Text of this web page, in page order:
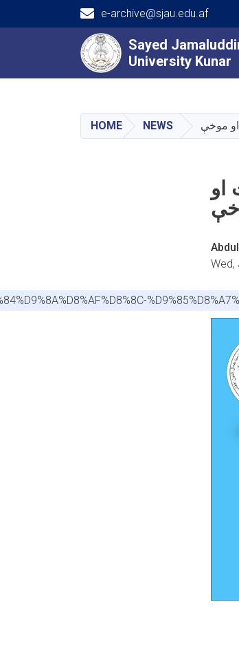
Sayed
University Kunar
e-archive@sjau.edu.af
Main navigation
Sayed
University Kunar
HOME NEWS او موخې
او
Wed,